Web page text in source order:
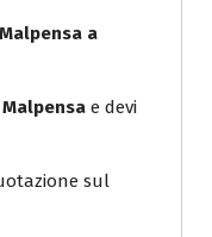
a
Malpensa e devi
sul